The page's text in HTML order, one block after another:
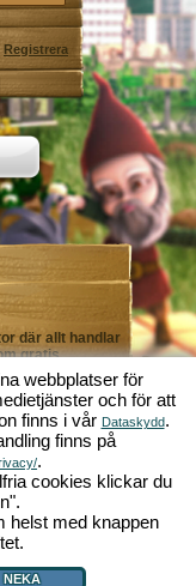
Registrera
där allt handlar
gratis
- helt utan
I
ditt eget gröna
mellan alla
och
och sallad?
fylla ditt
städerna
andra
ge livet i
önskemål
så att inte din
Spelregler
webbplatser för
och för att
finns i vår Dataskydd.
finns på
.
cookies klickar du
helst med knappen
NEKA